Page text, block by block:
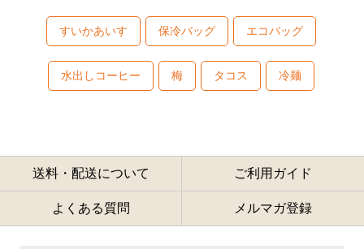
すいかあいす 保冷バッグ エコバッグ
水出しコーヒー 梅 タコス 冷麺
送料・配送について ご利用ガイド
よくある質問 メルマガ登録